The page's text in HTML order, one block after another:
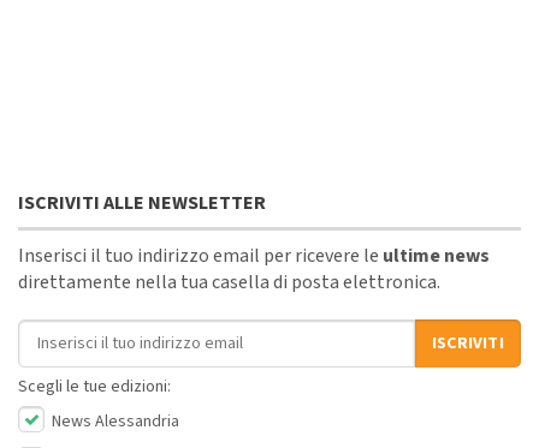
ISCRIVITI ALLE NEWSLETTER
Inserisci il tuo indirizzo email per ricevere le ultime news
direttamente nella tua casella di posta elettronica.
Indirizzo email
ISCRIVITI
Scegli le tue edizioni:
News Alessandria